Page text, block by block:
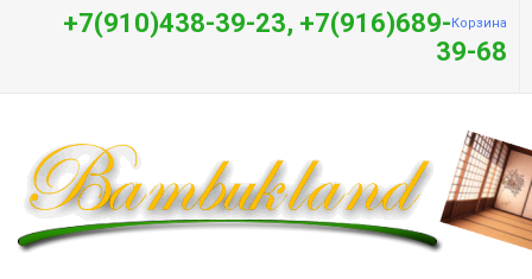
Корзина
+7(910)438-39-23, +7(916)689-
39-68